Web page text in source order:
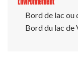
Bord de lac ou
Bord du lac de